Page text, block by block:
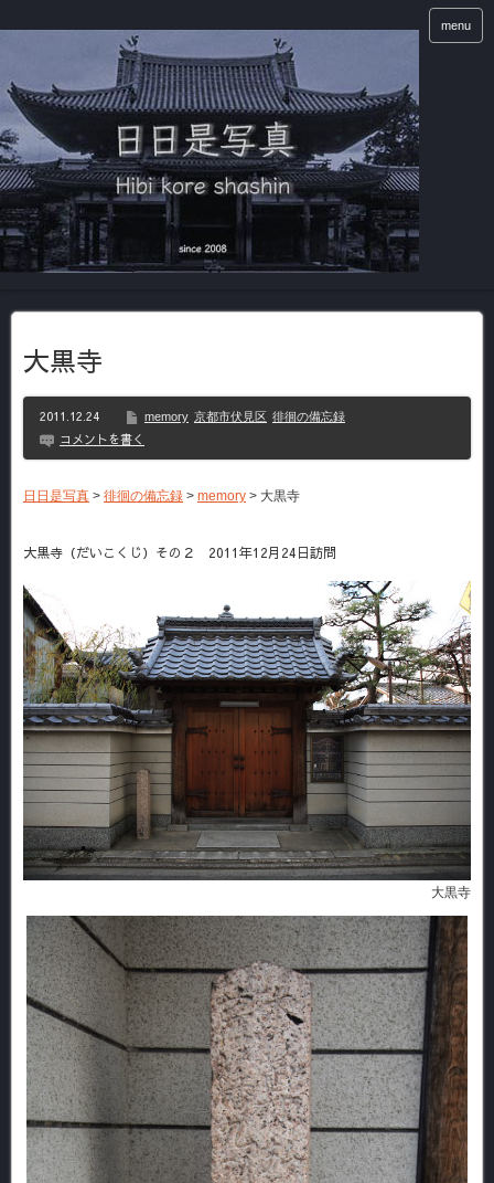
menu
大黒寺
2011.12.24 memory 京都市伏見区 徘徊の備忘録
コメントを書く
日日是写真 > 徘徊の備忘録 > memory > 大黒寺
大黒寺（だいこくじ）その２ 2011年12月24日訪問
大黒寺